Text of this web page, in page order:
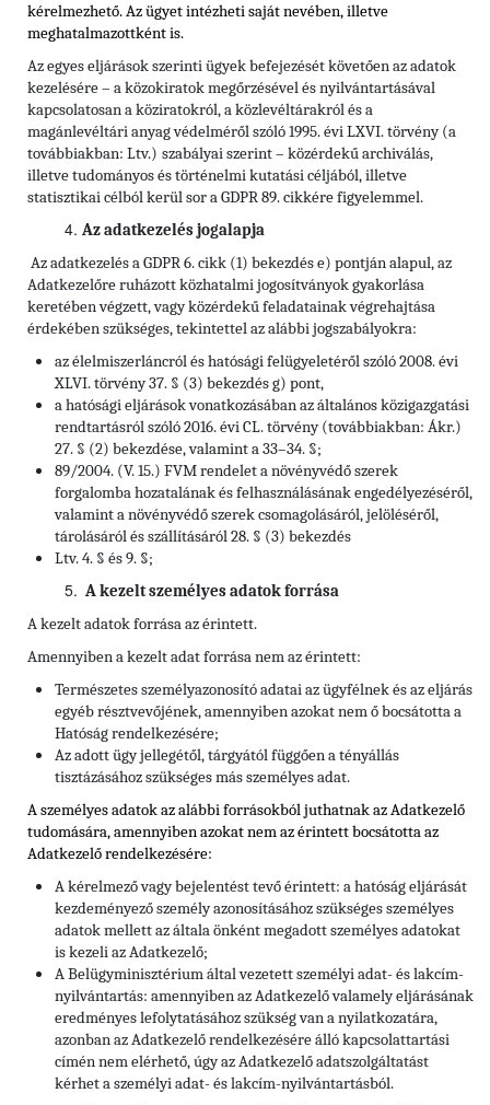
kérelmezhető. Az ügyet intézheti saját nevében, illetve
meghatalmazottként is.
Az egyes eljárások szerinti ügyek befejezését követően az adatok
kezelésére – a közokiratok megőrzésével és nyilvántartásával
kapcsolatosan a köziratokról, a közlevéltárakról és a
magánlevéltári anyag védelméről szóló 1995. évi LXVI. törvény (a
továbbiakban: Ltv.) szabályai szerint – közérdekű archiválás,
illetve tudományos és történelmi kutatási céljából, illetve
statisztikai célból kerül sor a GDPR 89. cikkére figyelemmel.
Az adatkezelés jogalapja
Az adatkezelés a GDPR 6. cikk (1) bekezdés e) pontján alapul, az
Adatkezelőre ruházott közhatalmi jogosítványok gyakorlása
keretében végzett, vagy közérdekű feladatainak végrehajtása
érdekében szükséges, tekintettel az alábbi jogszabályokra:
az élelmiszerláncról és hatósági felügyeletéről szóló 2008. évi
XLVI. törvény 37. § (3) bekezdés g) pont,
a hatósági eljárások vonatkozásában az általános közigazgatási
rendtartásról szóló 2016. évi CL. törvény (továbbiakban: Ákr.)
27. § (2) bekezdése, valamint a 33–34. §;
89/2004. (V. 15.) FVM rendelet a növényvédő szerek
forgalomba hozatalának és felhasználásának engedélyezéséről,
valamint a növényvédő szerek csomagolásáról, jelöléséről,
tárolásáról és szállításáról 28. § (3) bekezdés
Ltv. 4. § és 9. §;
A kezelt személyes adatok forrása
A kezelt adatok forrása az érintett.
Amennyiben a kezelt adat forrása nem az érintett:
Természetes személyazonosító adatai az ügyfélnek és az eljárás
egyéb résztvevőjének, amennyiben azokat nem ő bocsátotta a
Hatóság rendelkezésére;
Az adott ügy jellegétől, tárgyától függően a tényállás
tisztázásához szükséges más személyes adat.
A személyes adatok az alábbi forrásokból juthatnak az Adatkezelő
tudomására, amennyiben azokat nem az érintett bocsátotta az
Adatkezelő rendelkezésére:
A kérelmező vagy bejelentést tevő érintett: a hatóság eljárását
kezdeményező személy azonosításához szükséges személyes
adatok mellett az általa önként megadott személyes adatokat
is kezeli az Adatkezelő;
A Belügyminisztérium által vezetett személyi adat- és lakcím-
nyilvántartás: amennyiben az Adatkezelő valamely eljárásának
eredményes lefolytatásához szükség van a nyilatkozatára,
azonban az Adatkezelő rendelkezésére álló kapcsolattartási
címén nem elérhető, úgy az Adatkezelő adatszolgáltatást
kérhet a személyi adat- és lakcím-nyilvántartásból.